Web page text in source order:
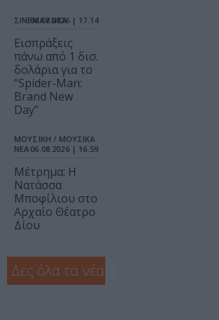
ΣΙΝΕΜΑ / ΝΕΑ
06.08.2026 | 17.14
Εισπράξεις
πάνω από 1 δισ.
δολάρια για το
“Spider-Man:
Brand New
Day”
ΜΟΥΣΙΚΗ / ΜΟΥΣΙΚΑ
ΝΕΑ 06.08.2026 | 16.59
Μέτρημα: Η
Νατάσσα
Μποφίλιου στο
Αρχαίο Θέατρο
Δίου
Δες όλα τα νέα